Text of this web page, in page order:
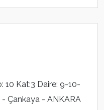
10 Kat:3 Daire: 9-10-
- Çankaya - ANKARA